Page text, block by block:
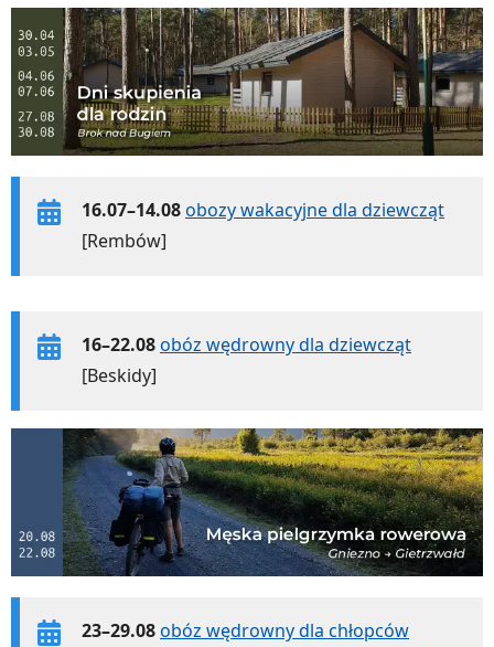
16.07–14.08obozy wakacyjne dla dziewcząt
[Rembów]
16–22.08obóz wędrowny dla dziewcząt
[Beskidy]
23–29.08obóz wędrowny dla chłopców